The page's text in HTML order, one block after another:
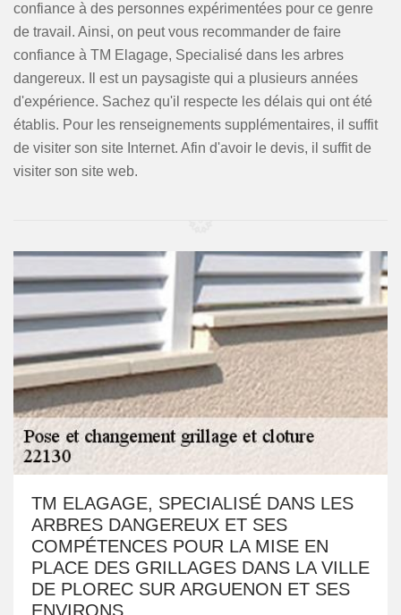
confiance à des personnes expérimentées pour ce genre
de travail. Ainsi, on peut vous recommander de faire
confiance à TM Elagage, Specialisé dans les arbres
dangereux. Il est un paysagiste qui a plusieurs années
d'expérience. Sachez qu'il respecte les délais qui ont été
établis. Pour les renseignements supplémentaires, il suffit
de visiter son site Internet. Afin d'avoir le devis, il suffit de
visiter son site web.
TM ELAGAGE, SPECIALISÉ DANS LES
ARBRES DANGEREUX ET SES
COMPÉTENCES POUR LA MISE EN
PLACE DES GRILLAGES DANS LA VILLE
DE PLOREC SUR ARGUENON ET SES
ENVIRONS